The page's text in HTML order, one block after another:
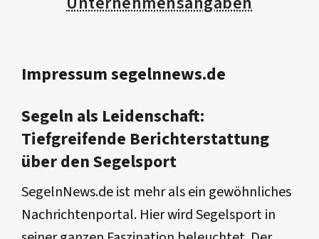
Impressum segelnnews.de
Segeln als Leidenschaft:
Tiefgreifende Berichterstattung
über den Segelsport
SegelnNews.de ist mehr als ein gewöhnliches
Nachrichtenportal. Hier wird Segelsport in